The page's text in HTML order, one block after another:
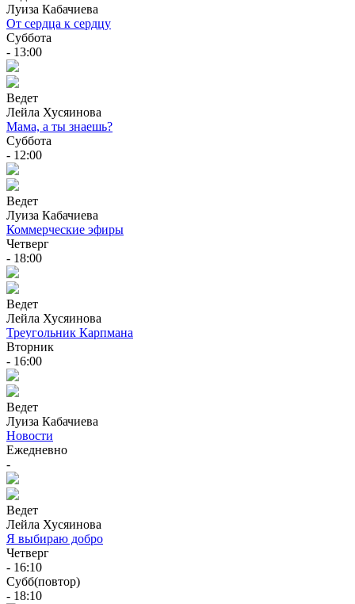
Луиза Кабачиева
От сердца к сердцу
Суббота
- 13:00
Ведет
Лейла Хусяинова
Мама, а ты знаешь?
Суббота
- 12:00
Ведет
Луиза Кабачиева
Коммерческие эфиры
Четверг
- 18:00
Ведет
Лейла Хусяинова
Треугольник Карпмана
Вторник
- 16:00
Ведет
Луиза Кабачиева
Новости
Ежедневно
-
Ведет
Лейла Хусяинова
Я выбираю добро
Четверг
- 16:10
Субб(повтор)
- 18:10